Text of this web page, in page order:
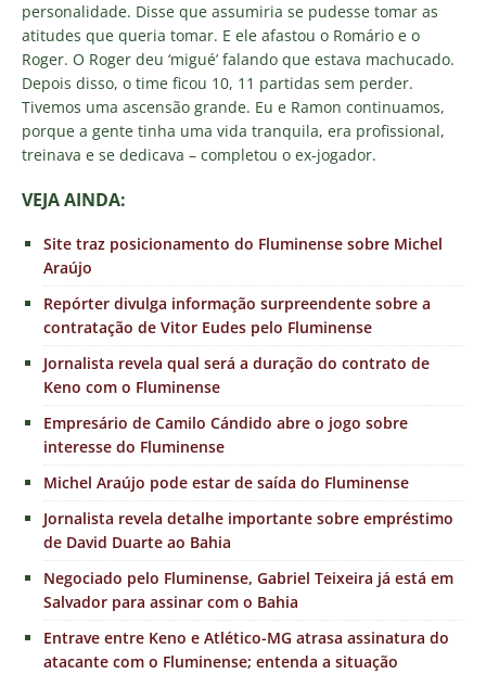
personalidade. Disse que assumiria se pudesse tomar as
atitudes que queria tomar. E ele afastou o Romário e o
Roger. O Roger deu ‘migué’ falando que estava machucado.
Depois disso, o time ficou 10, 11 partidas sem perder.
Tivemos uma ascensão grande. Eu e Ramon continuamos,
porque a gente tinha uma vida tranquila, era profissional,
treinava e se dedicava – completou o ex-jogador.
VEJA AINDA:
Site traz posicionamento do Fluminense sobre Michel
Araújo
Repórter divulga informação surpreendente sobre a
contratação de Vitor Eudes pelo Fluminense
Jornalista revela qual será a duração do contrato de
Keno com o Fluminense
Empresário de Camilo Cándido abre o jogo sobre
interesse do Fluminense
Michel Araújo pode estar de saída do Fluminense
Jornalista revela detalhe importante sobre empréstimo
de David Duarte ao Bahia
Negociado pelo Fluminense, Gabriel Teixeira já está em
Salvador para assinar com o Bahia
Entrave entre Keno e Atlético-MG atrasa assinatura do
atacante com o Fluminense; entenda a situação